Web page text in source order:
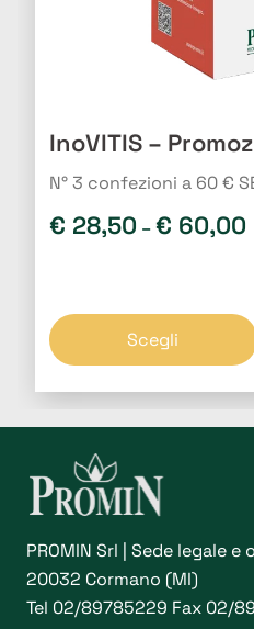
InoVITIS –
N° 3 confezioni a 60 €
€ 28,50 –€ 60,00
Scegli
PROMIN Srl | Sede legale
20032 Cormano (MI)
Tel 02/89785229 Fax 02/